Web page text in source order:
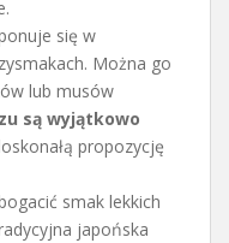
się w
Można go
lub musów
są wyjątkowo
propozycję
smak lekkich
japońska